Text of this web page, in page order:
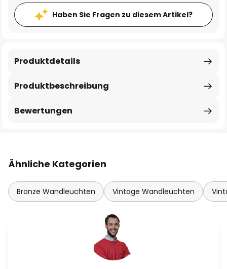
Haben Sie Fragen zu diesem Artikel?
Produktbeschreibung
Produktdetails
Bewertungen
Ähnliche Kategorien
Bronze Wandleuchten Vintage Wandleuchten